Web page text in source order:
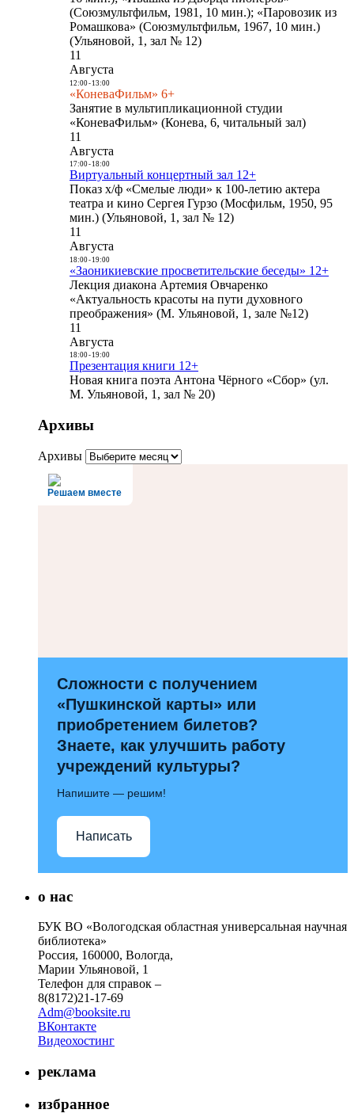
(Союзмультфильм, 1981, 10 мин.); «Паровозик из
Ромашкова» (Союзмультфильм, 1967, 10 мин.)
(Ульяновой, 1, зал № 12)
11
Августа
12:00- 13:00
«КоневаФильм» 6+
Занятие в мультипликационной студии
«КоневаФильм» (Конева, 6, читальный зал)
11
Августа
17:00- 18:00
Виртуальный концертный зал 12+
Показ х/ф «Смелые люди» к 100-летию актера
театра и кино Сергея Гурзо (Мосфильм, 1950, 95
мин.) (Ульяновой, 1, зал № 12)
11
Августа
18:00- 19:00
«Заоникиевские просветительские беседы» 12+
Лекция диакона Артемия Овчаренко
«Актуальность красоты на пути духовного
преображения» (М. Ульяновой, 1, зале №12)
11
Августа
18:00- 19:00
Презентация книги 12+
Новая книга поэта Антона Чёрного «Сбор» (ул.
М. Ульяновой, 1, зал № 20)
Архивы
Архивы
Решаем вместе
Сложности с получением
«Пушкинской карты» или
приобретением билетов?
Знаете, как улучшить работу
учреждений культуры?
Напишите — решим!
Написать
о нас
БУК ВО «Вологодская областная универсальная научная
библиотека»
Россия, 160000, Вологда,
Марии Ульяновой, 1
Телефон для справок –
8(8172)21-17-69
Adm@booksite.ru
ВКонтакте
Видеохостинг
реклама
избранное